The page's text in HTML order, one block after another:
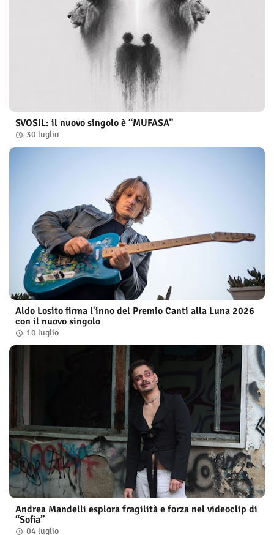
SVOSIL: il nuovo singolo è “MUFASA”
30 luglio
Aldo Losito firma l'inno del Premio Canti alla Luna 2026
con il nuovo singolo
10 luglio
Andrea Mandelli esplora fragilità e forza nel videoclip di
“Sofia”
04 luglio